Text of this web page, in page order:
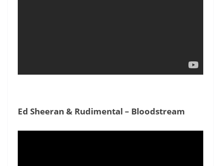
Ed Sheeran & Rudimental­ – Bloodstream